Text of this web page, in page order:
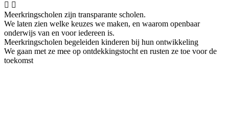
 
Meerkringscholen zijn transparante scholen.
We laten zien welke keuzes we maken, en waarom openbaar
onderwijs van en voor iedereen is.
Meerkringscholen begeleiden kinderen bij hun ontwikkeling
We gaan met ze mee op ontdekkingstocht en rusten ze toe voor de
toekomst